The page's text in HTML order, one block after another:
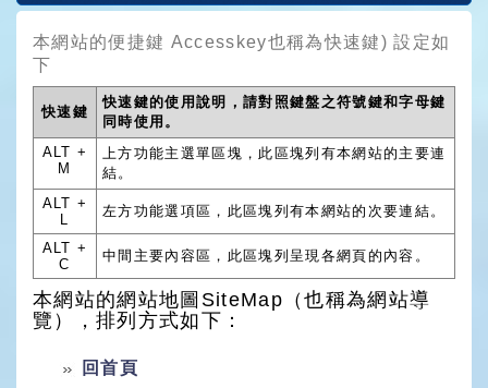
本網站的便捷鍵 Accesskey也稱為快速鍵) 設定如
下
快速鍵
快速鍵的使用說明，請對照鍵盤之符號鍵和字母鍵
同時使用。
ALT +
M
上方功能主選單區塊，此區塊列有本網站的主要連
結。
ALT +
L
左方功能選項區，此區塊列有本網站的次要連結。
ALT +
C
中間主要內容區，此區塊列呈現各網頁的內容。
本網站的網站地圖SiteMap（也稱為網站導
覽），排列方式如下：
回首頁